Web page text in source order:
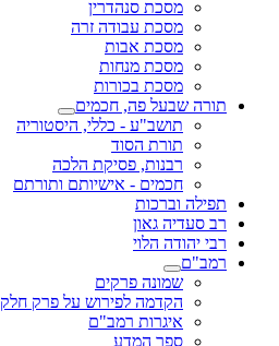
מסכת סנהדרין
מסכת עבודה זרה
מסכת אבות
מסכת מנחות
מסכת בכורות
תורה שבעל פה, חכמים
תושב"ע - כללי, היסטוריה
תורת הסוד
רבנות, פסיקת הלכה
חכמים - אישיותם ותורתם
תפילה וברכות
רב סעדיה גאון
רבי יהודה הלוי
רמב"ם
שמונה פרקים
הקדמה לפירוש על פרק חלק
איגרות רמב"ם
ספר המדע